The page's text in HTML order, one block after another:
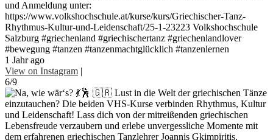
und Anmeldung unter:
https://www.volkshochschule.at/kurse/kurs/Griechischer-Tanz-
Rhythmus-Kultur-und-Leidenschaft/25-1-23223 Volkshochschule
Salzburg #griechenland #griechischertanz #griechenlandlover
#bewegung #tanzen #tanzenmachtglücklich #tanzenlernen
1 Jahr ago
View on Instagram |
6/9